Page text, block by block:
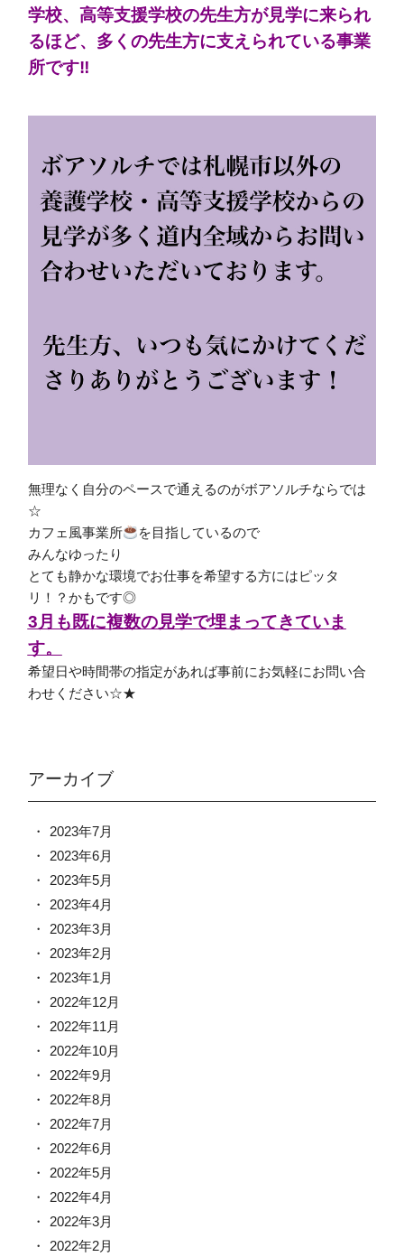
学校、高等支援学校の先生方が見学に来られ
るほど、多くの先生方に支えられている事業
所です‼︎
無理なく自分のペースで通えるのがボアソルチならでは
☆
カフェ風事業所
を目指しているので
みんなゆったり
とても静かな環境でお仕事を希望する方にはピッタ
リ！？かもです◎
3月も既に複数の見学で埋まってきていま
す。
希望日や時間帯の指定があれば事前にお気軽にお問い合
わせください☆★
アーカイブ
2023年7月
2023年6月
2023年5月
2023年4月
2023年3月
2023年2月
2023年1月
2022年12月
2022年11月
2022年10月
2022年9月
2022年8月
2022年7月
2022年6月
2022年5月
2022年4月
2022年3月
2022年2月